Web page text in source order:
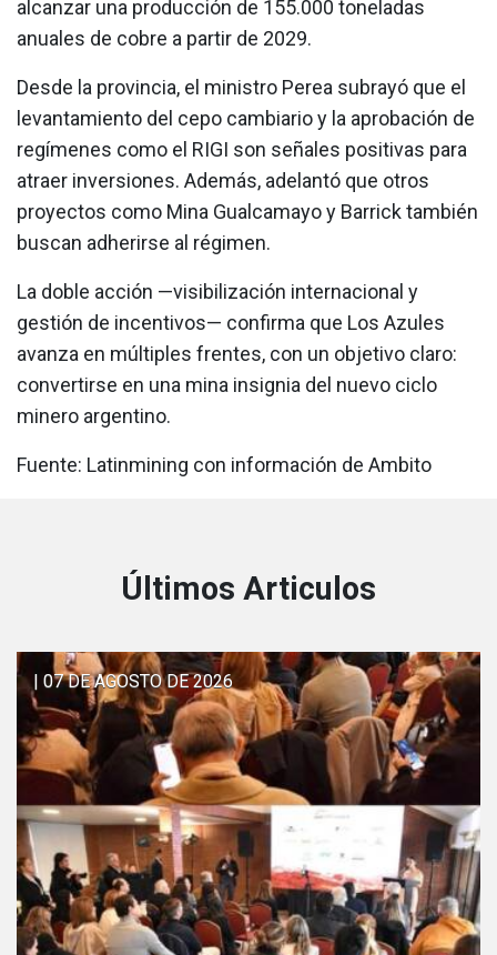
alcanzar una producción de 155.000 toneladas
anuales de cobre a partir de 2029.
Desde la provincia, el ministro Perea subrayó que el
levantamiento del cepo cambiario y la aprobación de
regímenes como el RIGI son señales positivas para
atraer inversiones. Además, adelantó que otros
proyectos como Mina Gualcamayo y Barrick también
buscan adherirse al régimen.
La doble acción —visibilización internacional y
gestión de incentivos— confirma que Los Azules
avanza en múltiples frentes, con un objetivo claro:
convertirse en una mina insignia del nuevo ciclo
minero argentino.
Fuente: Latinmining con información de Ambito
Últimos Articulos
| 07 DE AGOSTO DE 2026